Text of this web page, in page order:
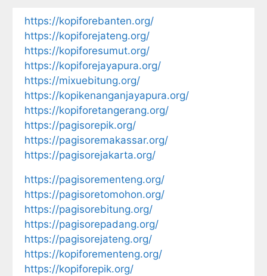
https://kopiforebanten.org/
https://kopiforejateng.org/
https://kopiforesumut.org/
https://kopiforejayapura.org/
https://mixuebitung.org/
https://kopikenanganjayapura.org/
https://kopiforetangerang.org/
https://pagisorepik.org/
https://pagisoremakassar.org/
https://pagisorejakarta.org/
https://pagisorementeng.org/
https://pagisoretomohon.org/
https://pagisorebitung.org/
https://pagisorepadang.org/
https://pagisorejateng.org/
https://kopiforementeng.org/
https://kopiforepik.org/